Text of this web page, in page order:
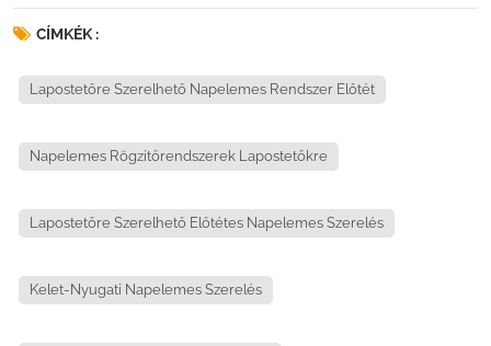
CÍMKÉK :
Lapostetőre Szerelhető Napelemes Rendszer Előtét
Napelemes Rögzítőrendszerek Lapostetőkre
Lapostetőre Szerelhető Előtétes Napelemes Szerelés
Kelet-Nyugati Napelemes Szerelés